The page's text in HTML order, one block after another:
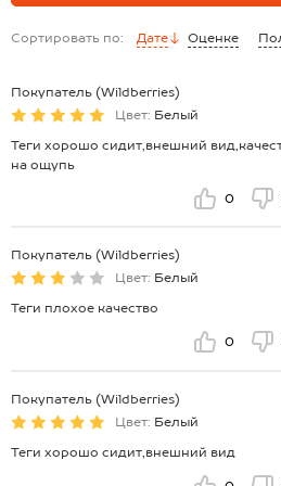
Сортировать по: Дате Оценке
Покупатель (Wildberries)
Цвет: Белый
Теги хорошо сидит,внешний
на ощупь
0
Покупатель (Wildberries)
Цвет: Белый
Теги плохое качество
0
Покупатель (Wildberries)
Цвет: Белый
Теги хорошо сидит,внешний вид